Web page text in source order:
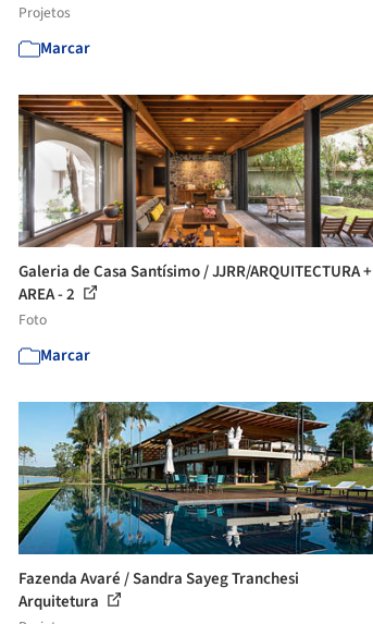
Projetos
Marcar
Galeria de Casa Santísimo / JJRR/ARQUITECTURA +
AREA - 2
Foto
Marcar
Fazenda Avaré / Sandra Sayeg Tranchesi
Arquitetura